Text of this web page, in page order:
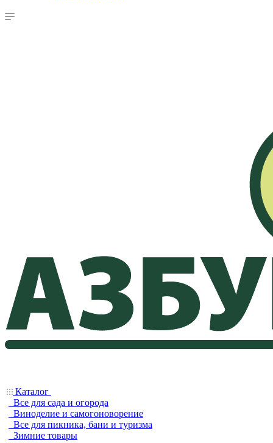
Каталог
Все для сада и огорода
Виноделие и самогоноворение
Все для пикника, бани и туризма
Зимние товары